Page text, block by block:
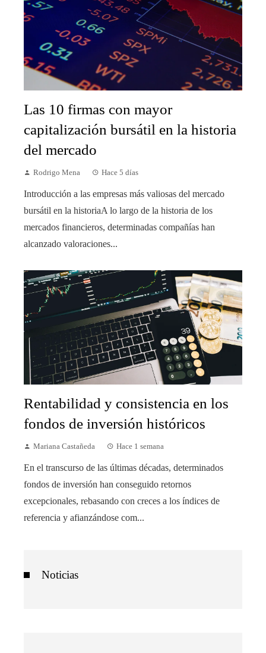
Las 10 firmas con mayor
capitalización bursátil en la historia
del mercado
Rodrigo Mena Hace 5 días
Introducción a las empresas más valiosas del mercado
bursátil en la historiaA lo largo de la historia de los
mercados financieros, determinadas compañías han
alcanzado valoraciones...
Rentabilidad y consistencia en los
fondos de inversión históricos
Mariana Castañeda Hace 1 semana
En el transcurso de las últimas décadas, determinados
fondos de inversión han conseguido retornos
excepcionales, rebasando con creces a los índices de
referencia y afianzándose com...
Noticias